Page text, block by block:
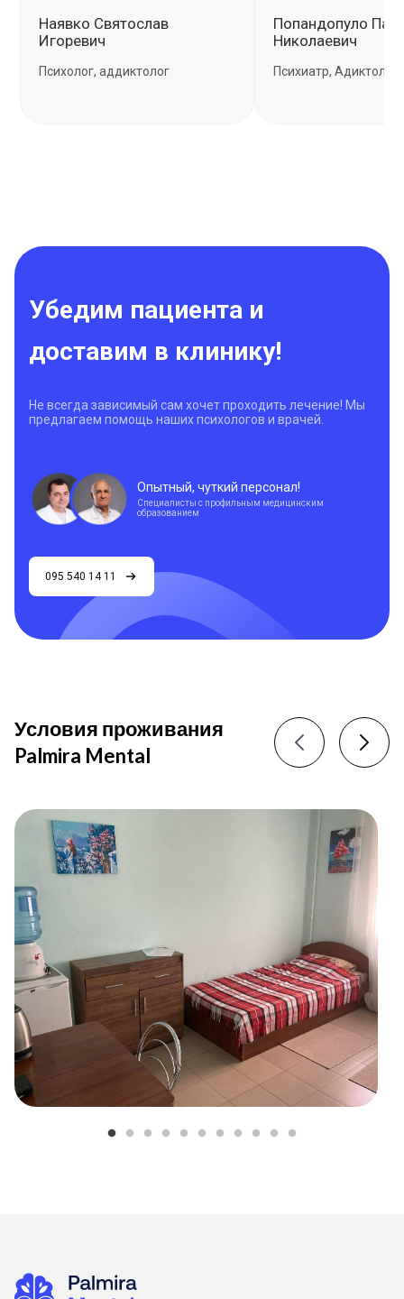
Наявко Святослав
Игоревич
Психолог, аддиктолог
Пoпандoпулo
Никoлаевич
Психиатр, Адиктолог
Убедим пациента и
доставим в клинику!
Не всегда зависимый сам хочет проходить лечение! Мы
предлагаем помощь наших психологов и врачей.
Опытный, чуткий персонал!
Специалисты с профильным медицинским
образованием
095 540 14 11
Условия проживания
Palmira Mental